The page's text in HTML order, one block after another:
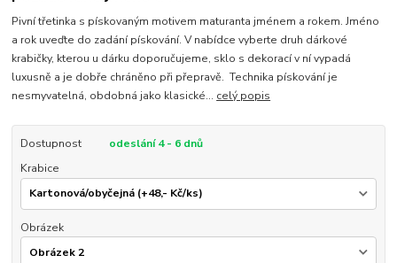
Pivní třetinka s pískovaným motivem maturanta jménem a rokem. Jméno
a rok uveďte do zadání pískování. V nabídce vyberte druh dárkové
krabičky, kterou u dárku doporučujeme, sklo s dekorací v ní vypadá
luxusně a je dobře chráněno při přepravě. Technika pískování je
nesmyvatelná, obdobná jako klasické... celý popis
Dostupnost
odeslání 4 - 6 dnů
Krabice
Obrázek